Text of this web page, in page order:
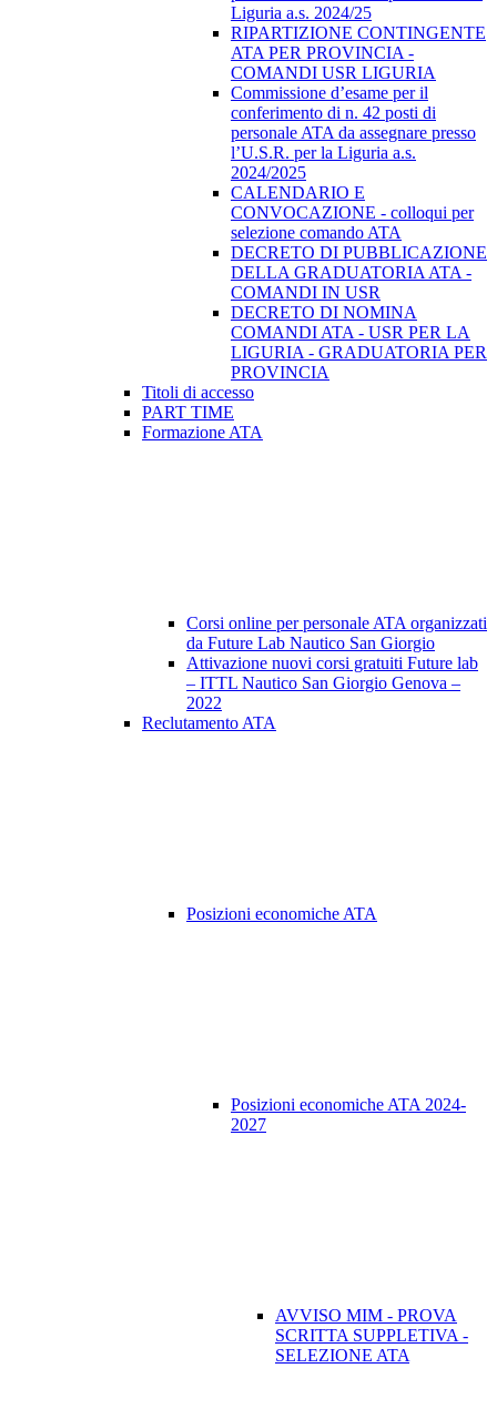
Liguria a.s. 2024/25
RIPARTIZIONE CONTINGENTE
ATA PER PROVINCIA -
COMANDI USR LIGURIA
Commissione d’esame per il
conferimento di n. 42 posti di
personale ATA da assegnare presso
l’U.S.R. per la Liguria a.s.
2024/2025
CALENDARIO E
CONVOCAZIONE - colloqui per
selezione comando ATA
DECRETO DI PUBBLICAZIONE
DELLA GRADUATORIA ATA -
COMANDI IN USR
DECRETO DI NOMINA
COMANDI ATA - USR PER LA
LIGURIA - GRADUATORIA PER
PROVINCIA
Titoli di accesso
PART TIME
Formazione ATA
Corsi online per personale ATA organizzati
da Future Lab Nautico San Giorgio
Attivazione nuovi corsi gratuiti Future lab
– ITTL Nautico San Giorgio Genova –
2022
Reclutamento ATA
Posizioni economiche ATA
Posizioni economiche ATA 2024-
2027
AVVISO MIM - PROVA
SCRITTA SUPPLETIVA -
SELEZIONE ATA